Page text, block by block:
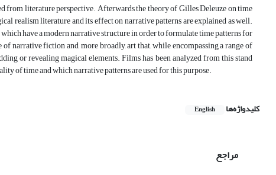
from literature perspective. Afterwards the theory of Gilles Deleuze on time
realism literature and its effect on narrative patterns are explained as well.
have a modern narrative structure in order to formulate time patterns for
narrative fiction and, more broadly, art that, while encompassing a range of
or revealing magical elements. Films has been analyzed from this stand
of time and which narrative patterns are used for this purpose.
کلیدواژه‌ها English
مراجع